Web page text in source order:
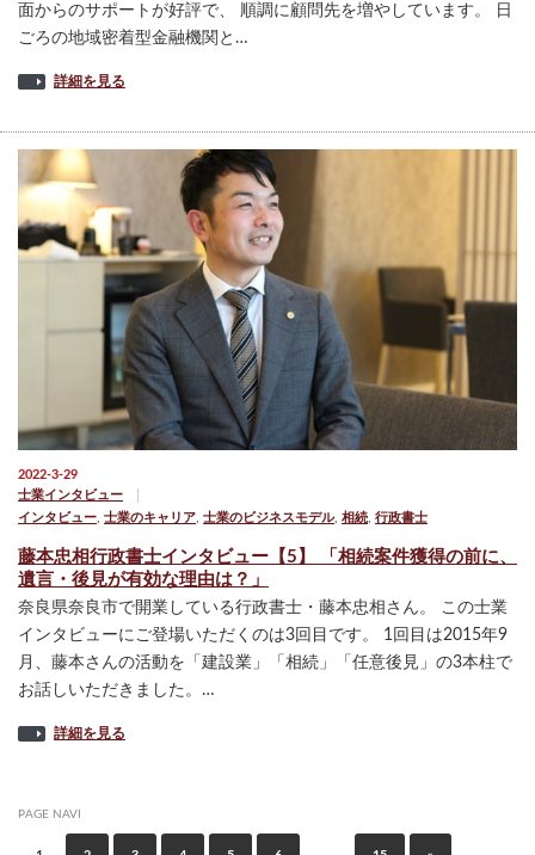
面からのサポートが好評で、 順調に顧問先を増やしています。 日
ごろの地域密着型金融機関と…
詳細を見る
2022-3-29
士業インタビュー
インタビュー 士業のキャリア 士業のビジネスモデル, 相続 行政書士
藤本忠相行政書士インタビュー【5】 「相続案件獲得の前に、
遺言・後見が有効な理由は？」
奈良県奈良市で開業している行政書士・藤本忠相さん。 この士業
インタビューにご登場いただくのは3回目です。 1回目は2015年9
月、藤本さんの活動を「建設業」「相続」「任意後見」の3本柱で
お話しいただきました。…
詳細を見る
PAGE NAVI